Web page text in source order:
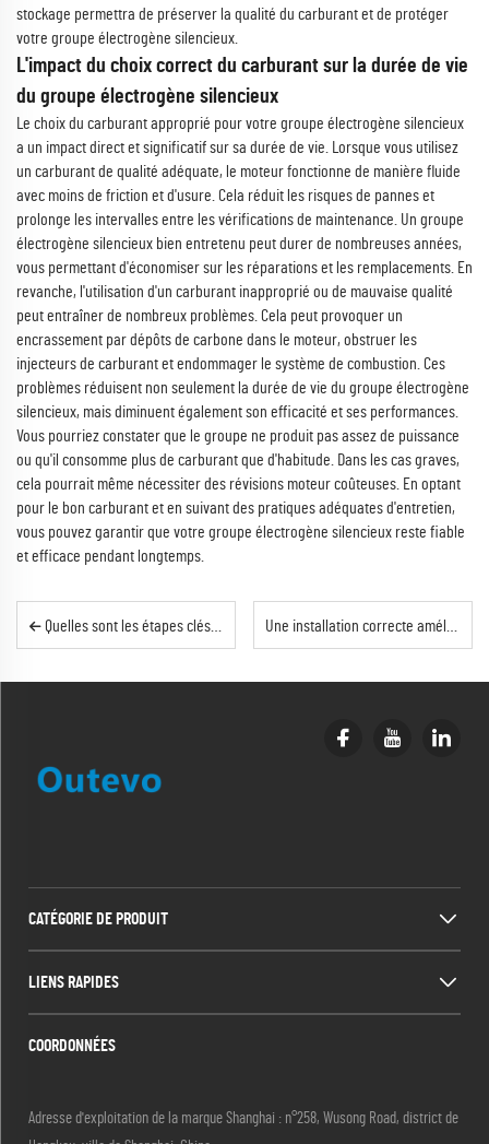
stockage permettra de préserver la qualité du carburant et de protéger
votre groupe électrogène silencieux.
L'impact du choix correct du carburant sur la durée de vie
du groupe électrogène silencieux
Le choix du carburant approprié pour votre groupe électrogène silencieux
a un impact direct et significatif sur sa durée de vie. Lorsque vous utilisez
un carburant de qualité adéquate, le moteur fonctionne de manière fluide
avec moins de friction et d'usure. Cela réduit les risques de pannes et
prolonge les intervalles entre les vérifications de maintenance. Un groupe
électrogène silencieux bien entretenu peut durer de nombreuses années,
vous permettant d'économiser sur les réparations et les remplacements. En
revanche, l'utilisation d'un carburant inapproprié ou de mauvaise qualité
peut entraîner de nombreux problèmes. Cela peut provoquer un
encrassement par dépôts de carbone dans le moteur, obstruer les
injecteurs de carburant et endommager le système de combustion. Ces
problèmes réduisent non seulement la durée de vie du groupe électrogène
silencieux, mais diminuent également son efficacité et ses performances.
Vous pourriez constater que le groupe ne produit pas assez de puissance
ou qu'il consomme plus de carburant que d'habitude. Dans les cas graves,
cela pourrait même nécessiter des révisions moteur coûteuses. En optant
pour le bon carburant et en suivant des pratiques adéquates d'entretien,
vous pouvez garantir que votre groupe électrogène silencieux reste fiable
et efficace pendant longtemps.
Quelles sont les étapes clés pour entretenir un groupe électrogène à bâti ouvert dans des environnements difficiles ?
CATÉGORIE DE PRODUIT
LIENS RAPIDES
COORDONNÉES
Adresse d'exploitation de la marque Shanghai : n°258, Wusong Road, district de